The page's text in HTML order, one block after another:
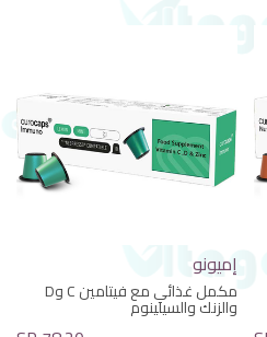
إميونو
مكمل غذائي مع فيتامين C وD
والزنك والسيلينوم
بنكهة الليمون والنعناع